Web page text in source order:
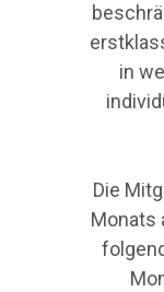
in
Die
Monats